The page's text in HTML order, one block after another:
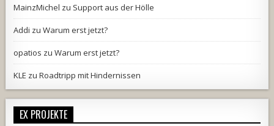
MainzMichel zu Support aus der Hölle
Addi zuWarum erst jetzt?
opatios zuWarum erst jetzt?
KLE zuRoadtripp mit Hindernissen
EX PROJEKTE